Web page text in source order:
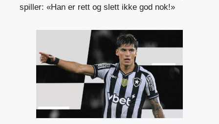
spiller: «Han er rett og slett ikke god nok!»